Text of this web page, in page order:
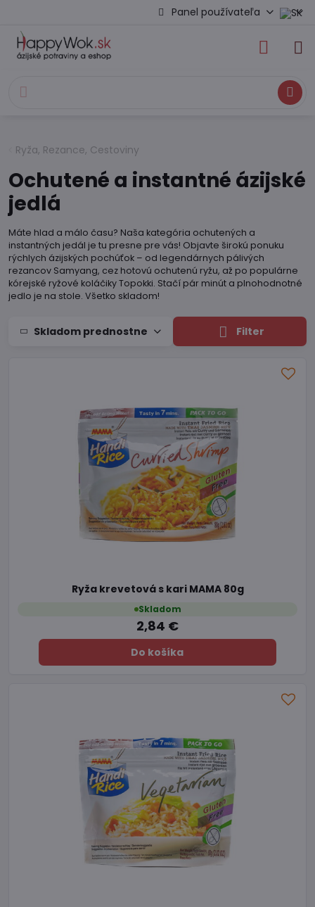
Panel používateľa
Hľadať
Ryža, Rezance, Cestoviny
Ochutené a instantné ázijské
jedlá
Máte hlad a málo času? Naša kategória ochutených a
instantných jedál je tu presne pre vás! Objavte širokú ponuku
rýchlych ázijských pochúťok – od legendárnych pálivých
rezancov Samyang, cez hotovú ochutenú ryžu, až po populárne
kórejské ryžové koláčiky Topokki. Stačí pár minút a plnohodnotné
jedlo je na stole. Všetko skladom!
Skladom prednostne Filter
Ryža krevetová s kari MAMA 80g
Skladom
2,84 €
Do košíka